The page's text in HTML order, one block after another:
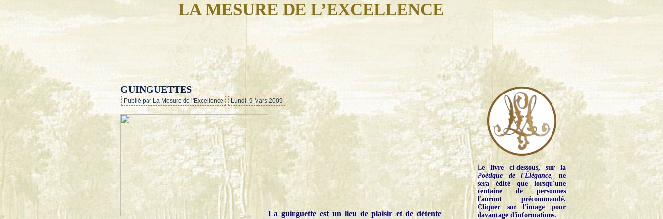
LA MESURE DE L’EXCELLENCE
…
GUINGUETTES
Publié par La Mesure de l'Excellence Lundi, 9 Mars 2009
La guinguette est un lieu de plaisir et de détente
Le livre ci-dessous, sur la
Poétique de l'Élégance, ne
sera édité que lorsqu'une
centaine de personnes
l'auront précommandé.
Cliquer sur l'image pour
davantage d'informations.